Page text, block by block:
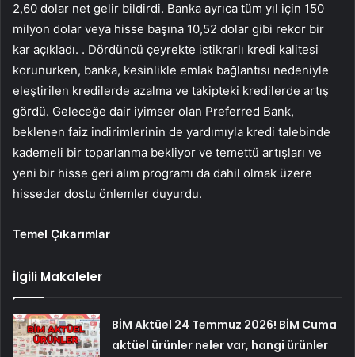
2,60 dolar net gelir bildirdi. Banka ayrıca tüm yıl için 150
milyon dolar veya hisse başına 10,52 dolar gibi rekor bir
kar açıkladı. . Dördüncü çeyrekte istikrarlı kredi kalitesi
korunurken, banka, kesinlikle emlak bağlantısı nedeniyle
eleştirilen kredilerde azalma ve takipteki kredilerde artış
gördü. Geleceğe dair iyimser olan Preferred Bank,
beklenen faiz indirimlerinin de yardımıyla kredi talebinde
kademeli bir toparlanma bekliyor ve temettü artışları ve
yeni bir hisse geri alım programı da dahil olmak üzere
hissedar dostu önlemler duyurdu.
Temel Çıkarımlar
İlgili Makaleler
BİM Aktüel 24 Temmuz 2026! BİM Cuma
aktüel ürünler neler var, hangi ürünler